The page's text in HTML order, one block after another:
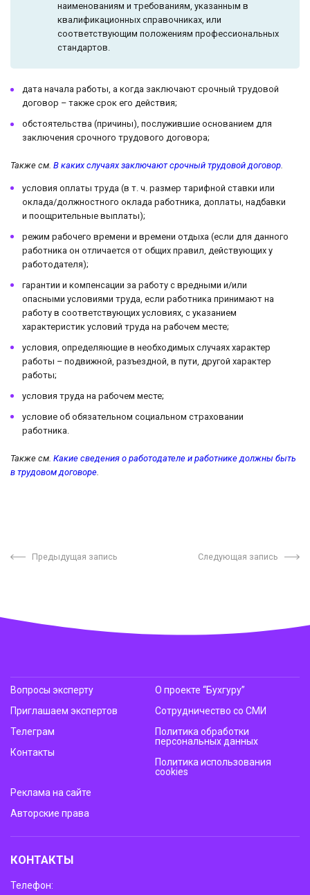
наименованиям и требованиям, указанным в
квалификационных справочниках, или
соответствующим положениям профессиональных
стандартов.
дата начала работы, а когда заключают срочный трудовой
договор – также срок его действия;
обстоятельства (причины), послужившие основанием для
заключения срочного трудового договора;
Также см. В каких случаях заключают срочный трудовой договор.
условия оплаты труда (в т. ч. размер тарифной ставки или
оклада/должностного оклада работника, доплаты, надбавки
и поощрительные выплаты);
режим рабочего времени и времени отдыха (если для данного
работника он отличается от общих правил, действующих у
работодателя);
гарантии и компенсации за работу с вредными и/или
опасными условиями труда, если работника принимают на
работу в соответствующих условиях, с указанием
характеристик условий труда на рабочем месте;
условия, определяющие в необходимых случаях характер
работы – подвижной, разъездной, в пути, другой характер
работы;
условия труда на рабочем месте;
условие об обязательном социальном страховании
работника.
Также см. Какие сведения о работодателе и работнике должны быть
в трудовом договоре.
Предыдущая запись Следующая запись
Вопросы эксперту
Приглашаем экспертов
Телеграм
Контакты
О проекте “Бухгуру”
Сотрудничество со СМИ
Политика обработки
персональных данных
Политика использования
cookies
Реклама на сайте
Авторские права
КОНТАКТЫ
Телефон: